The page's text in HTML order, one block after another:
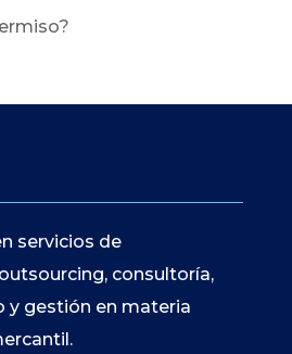
servicios de
consultoría,
y gestión en materia